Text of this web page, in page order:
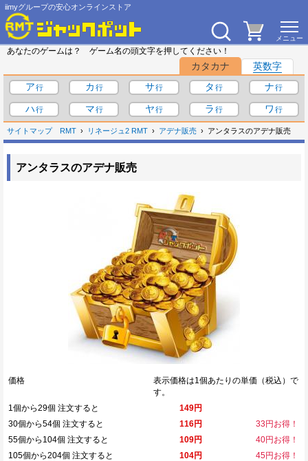
iimyグループの安心オンラインストア
あなたのゲームは？ ゲーム名の頭文字を押してください！
カタカナ
英数字
ア
カ サ タ
ナ
ハ
マ ヤ ラ ワ
サイトマップ RMT リネージュ2 RMT アデナ販売 アンタラスのアデナ販売
アンタラスのアデナ販売
価格
表示価格は1個あたりの単価（税込）で
す。
1個から29個 注文すると
149円
30個から54個 注文すると
116円
33円お得！
55個から104個 注文すると
109円
40円お得！
105個から204個 注文すると
104円
45円お得！